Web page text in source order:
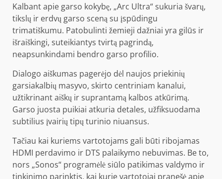
Kalbant apie garso kokybę, „Arc Ultra“ sukuria švarų,
tikslų ir erdvų garso sceną su įspūdingu
trimatiškumu. Patobulinti žemieji dažniai yra gilūs ir
išraiškingi, suteikiantys tvirtą pagrindą,
neapsunkindami bendro garso profilio.
Dialogo aiškumas pagerėjo dėl naujos priekinių
garsiakalbių masyvo, skirto centriniam kanalui,
užtikrinant aiškų ir suprantamą kalbos atkūrimą.
Garso juosta puikiai atkuria detales, užfiksuodama
subtilius įvairių tipų turinio niuansus.
Tačiau kai kuriems vartotojams gali būti ribojamas
HDMI perdavimo ir DTS palaikymo nebuvimas. Be to,
nors „Sonos“ programėlė siūlo patikimas valdymo ir
tinkinimo parinktis, kai kurie vartotojai pranešė apie